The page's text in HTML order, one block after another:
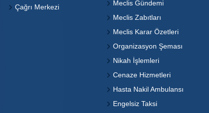
Çağrı Merkezi
Meclis Gündemi
Meclis Zabıtları
Meclis Karar Özetleri
Organizasyon Şeması
Nikah İşlemleri
Cenaze Hizmetleri
Hasta Nakil Ambulansı
Engelsiz Taksi